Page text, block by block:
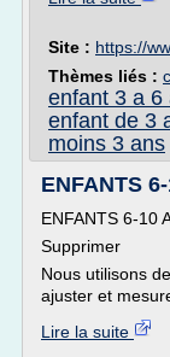
Site : https://
Thèmes liés :
enfant 3 a 6
enfant de 3
moins 3 ans
ENFANTS
ENFANTS 6-10
Supprimer
Nous utilisons
ajuster et
Lire la suite